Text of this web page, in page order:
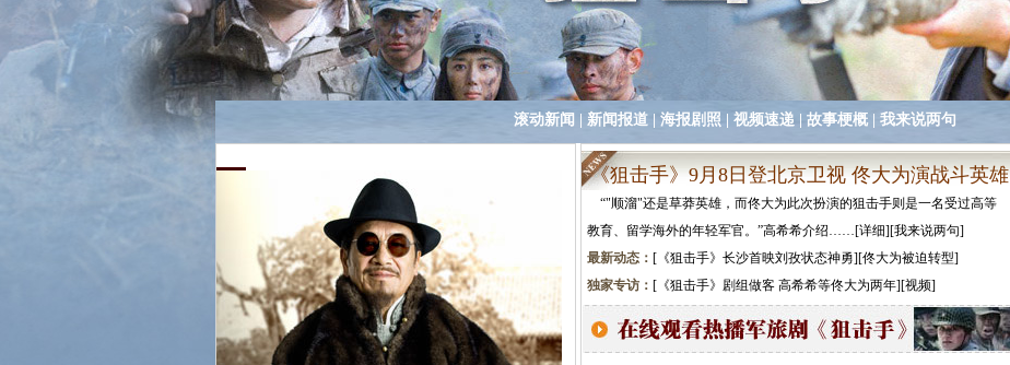
滚动新闻 新闻报道| 海报剧照 视频速递 故事梗概| 我来说两句
《狙击手》9月8日登北京卫视 佟大为演战斗英雄
“"顺溜"还是草莽英雄，而佟大为此次扮演的狙击手则是一名受过高等
教育、留学海外的年轻军官。”高希希介绍……[详细][我来说两句]
最新动态： [ 《狙击手》长沙首映刘孜状态神勇][佟大为被迫转型]
独家专访： [ 《狙击手》剧组做客 高希希等佟大为两年][视频]